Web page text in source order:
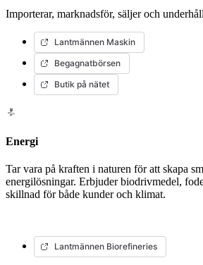
Importerar, marknadsför, säljer och
Lantmännen Maskin
Begagnatbörsen
Butik på nätet
Energi
Tar vara på kraften i naturen för att skapa
energilösningar. Erbjuder biodrivmedel,
skillnad för både kunder och klimat.
Lantmännen Biorefineries